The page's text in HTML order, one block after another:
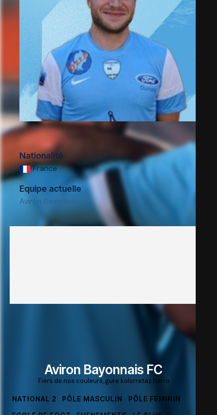
Nationalité
France
Equipe actuelle
Aviron Bayonnais
Aviron Bayonnais FC
Fiers de nos couleurs, gure kolorretaz harro
NATIONAL 2 PÔLE MASCULIN PÔLE FÉMININ